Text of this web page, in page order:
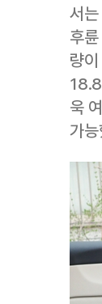
서
후
량
욱
가